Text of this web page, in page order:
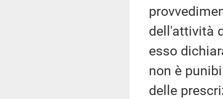
dell'attività
esso
non è
delle